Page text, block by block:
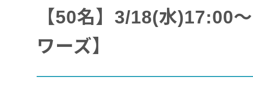
【50名】3/18(水)17:00
ワーズ】